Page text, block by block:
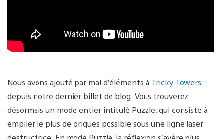
Nous avons ajouté par mal d’éléments à Tricky Towers
depuis notre dernier billet de blog. Vous trouverez
désormais un mode entier intitulé Puzzle, qui consiste à
empiler le plus de briques possible sous une ligne laser